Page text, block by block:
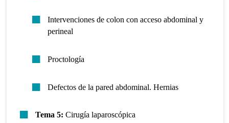
Intervenciones de colon con acceso abdominal y
perineal
Proctología
Defectos de la pared abdominal. Hernias
Tema 5: Cirugía laparoscópica